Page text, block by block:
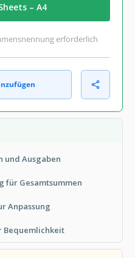
– A4
erforderlich
und Ausgaben
für Gesamtsummen
Anpassung
Bequemlichkeit